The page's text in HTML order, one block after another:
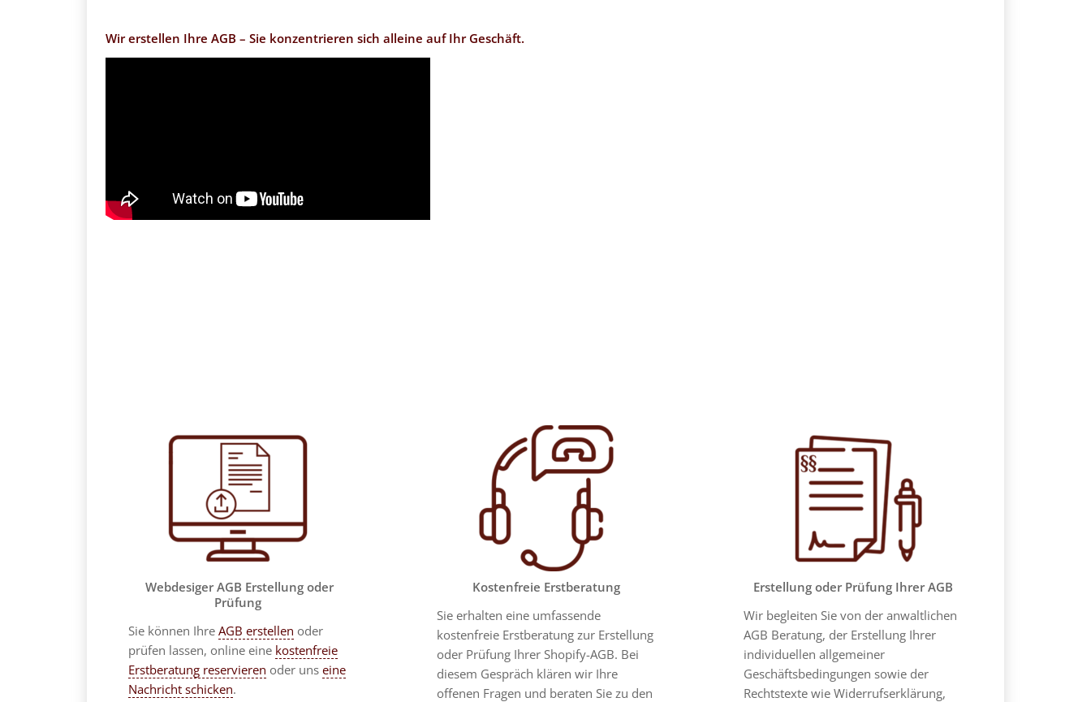
Wir erstellen Ihre AGB – Sie konzentrieren sich alleine auf Ihr Geschäft.
Webdesiger AGB Erstellung oder
Prüfung
Sie können Ihre AGB erstellen oder
prüfen lassen, online eine kostenfreie
Erstberatung reservieren oder uns eine
Nachricht schicken.
Kostenfreie Erstberatung
Sie erhalten eine umfassende
kostenfreie Erstberatung zur Erstellung
oder Prüfung Ihrer Shopify-AGB. Bei
diesem Gespräch klären wir Ihre
offenen Fragen und beraten Sie zu den
Erstellung oder Prüfung Ihrer AGB
Wir begleiten Sie von der anwaltlichen
AGB Beratung, der Erstellung Ihrer
individuellen allgemeiner
Geschäftsbedingungen sowie der
Rechtstexte wie Widerrufserklärung,